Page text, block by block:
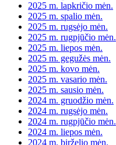
2025 m. lapkričio mėn.
2025 m. spalio mėn.
2025 m. rugsėjo mėn.
2025 m. rugpjūčio mėn.
2025 m. liepos mėn.
2025 m. gegužės mėn.
2025 m. kovo mėn.
2025 m. vasario mėn.
2025 m. sausio mėn.
2024 m. gruodžio mėn.
2024 m. rugsėjo mėn.
2024 m. rugpjūčio mėn.
2024 m. liepos mėn.
2024 m. birželio mėn.